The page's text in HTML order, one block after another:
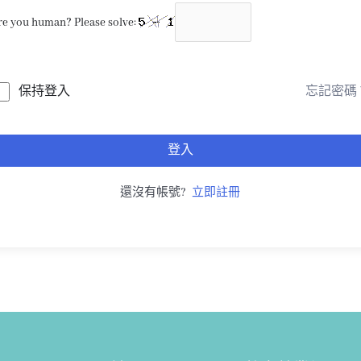
you human? Please solve:
保持登入 忘記密碼
登入
還沒有帳號? 立即註冊